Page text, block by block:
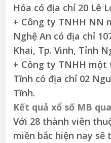
Hóa có địa chỉ 20 Lê
+ Công ty TNHH NN
Nghệ An có địa chỉ
Khai, Tp. Vinh, Tỉnh
+ Công ty TNHH một
Tĩnh có địa chỉ 02
Tĩnh.
Kết quả xổ số MB
Với 28 thành viên
miền bắc hiện nay sẽ